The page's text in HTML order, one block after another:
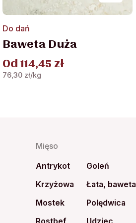
produkt
ma
wariantów.
Opcje
Do dań
Baweta Duża
Od 114,45 zł
76,30 zł/kg
Mięso
Antrykot
Goleń
Krzyżowa
Łata, baweta
Mostek
Polędwica
Rostbef
Udziec